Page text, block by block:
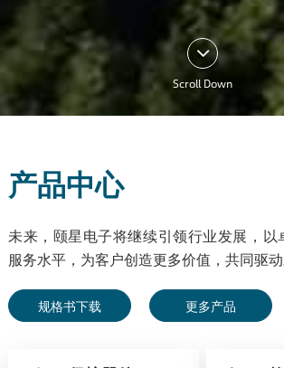
Scroll Down
产品中心
未来，颐星电子将继续引领行业发展，以
服务水平，为客户创造更多价值，共同驱动
规格书下载 更多产品